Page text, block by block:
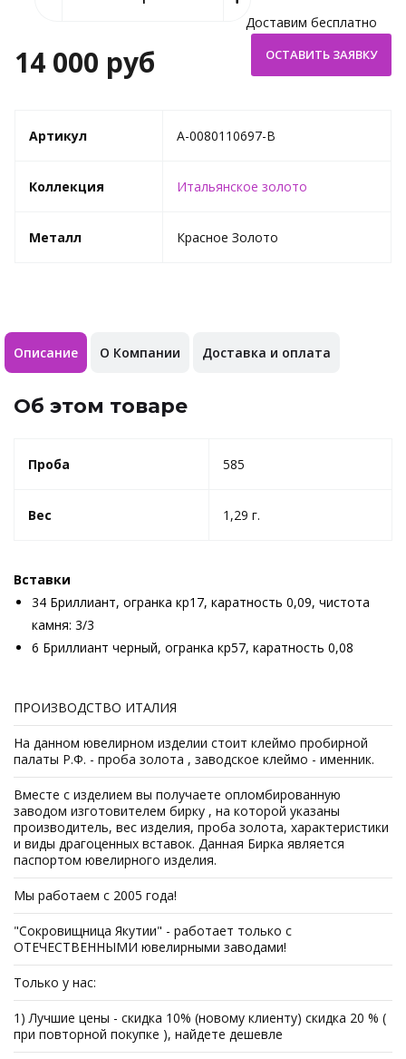
14 000 руб
Доставим бесплатно
Артикул A-0080110697-B
Коллекция Итальянское золото
Металл Красное Золото
Описание О Компании Доставка и оплата
Об этом товаре
Проба 585
Вес 1,29 г.
Вставки
34 Бриллиант, огранка кр17, каратность 0,09, чистота
камня: 3/3
6 Бриллиант черный, огранка кр57, каратность 0,08
ПРОИЗВОДСТВО ИТАЛИЯ
На данном ювелирном изделии стоит клеймо пробирной
палаты Р.Ф. - проба золота , заводское клеймо - именник.
Вместе с изделием вы получаете опломбированную
заводом изготовителем бирку , на которой указаны
производитель, вес изделия, проба золота, характеристики
и виды драгоценных вставок. Данная Бирка является
паспортом ювелирного изделия.
Мы работаем с 2005 года!
"Сокровищница Якутии" - работает только с
ОТЕЧЕСТВЕННЫМИ ювелирными заводами!
Только у нас:
1) Лучшие цены - скидка 10% (новому клиенту) скидка 20 % (
при повторной покупке ), найдете дешевле